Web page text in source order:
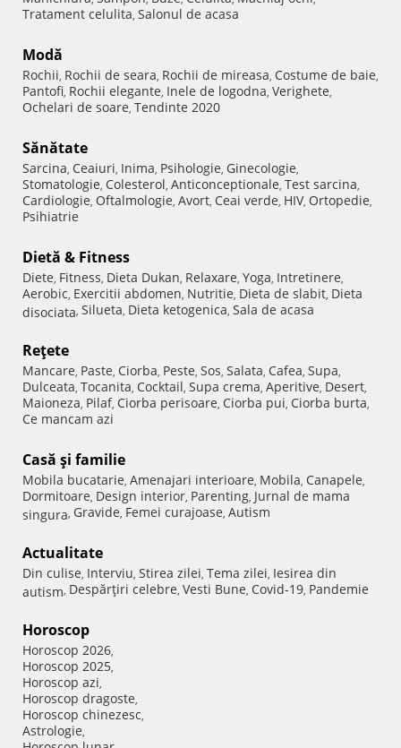
Tratament celulita, Salonul de acasa
Modă
Rochii, Rochii de seara, Rochii de mireasa, Costume de baie,
Pantofi, Rochii elegante, Inele de logodna, Verighete,
Ochelari de soare, Tendinte 2020
Sănătate
Sarcina, Ceaiuri, Inima, Psihologie, Ginecologie,
Stomatologie, Colesterol, Anticonceptionale, Test sarcina,
Cardiologie, Oftalmologie, Avort, Ceai verde, HIV, Ortopedie,
Psihiatrie
Dietă & Fitness
Diete, Fitness, Dieta Dukan, Relaxare, Yoga, Intretinere,
Aerobic, Exercitii abdomen, Nutritie, Dieta de slabit, Dieta
disociata, Silueta, Dieta ketogenica, Sala de acasa
Reţete
Mancare, Paste, Ciorba, Peste, Sos, Salata, Cafea, Supa,
Dulceata, Tocanita, Cocktail, Supa crema, Aperitive, Desert,
Maioneza, Pilaf, Ciorba perisoare, Ciorba pui, Ciorba burta,
Ce mancam azi
Casă şi familie
Mobila bucatarie, Amenajari interioare, Mobila, Canapele,
Dormitoare, Design interior, Parenting, Jurnal de mama
singura, Gravide, Femei curajoase, Autism
Actualitate
Din culise, Interviu, Stirea zilei, Tema zilei, Iesirea din
autism, Despărţiri celebre, Vesti Bune, Covid-19, Pandemie
Horoscop
Horoscop 2026,
Horoscop 2025,
Horoscop azi,
Horoscop dragoste,
Horoscop chinezesc,
Astrologie,